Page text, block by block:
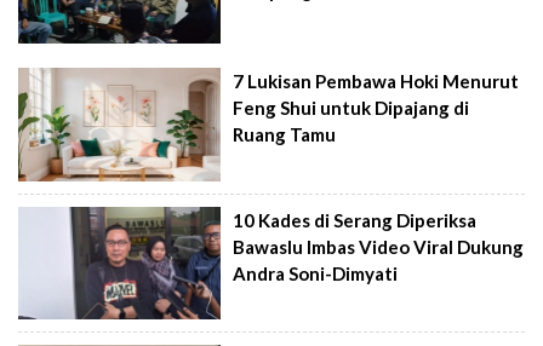
7 Lukisan Pembawa Hoki Menurut
Feng Shui untuk Dipajang di
Ruang Tamu
10 Kades di Serang Diperiksa
Bawaslu Imbas Video Viral Dukung
Andra Soni-Dimyati